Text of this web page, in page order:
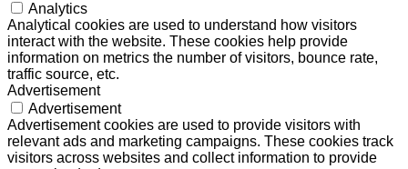
Analytics
Analytical cookies are used to understand how visitors
interact with the website. These cookies help provide
information on metrics the number of visitors, bounce rate,
traffic source, etc.
Advertisement
Advertisement
Advertisement cookies are used to provide visitors with
relevant ads and marketing campaigns. These cookies track
visitors across websites and collect information to provide